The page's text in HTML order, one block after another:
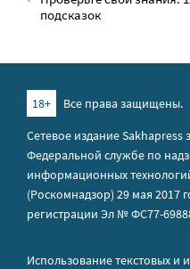
подсказок
18+
Все права защищены.
Сетевое издание Sakhapress
Федеральной службе по
информационных
(Роскомнадзор) 29 мая 2017
регистрации Эл № ФС77-
Использование текстовых и